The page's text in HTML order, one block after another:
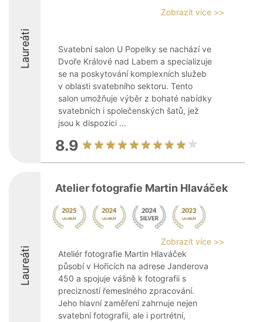
Laureáti
Zobrazit více >>
Svatební salon U Popelky se nachází ve
Dvoře Králové nad Labem a specializuje
se na poskytování komplexních služeb
v oblasti svatebního sektoru. Tento
salon umožňuje výběr z bohaté nabídky
svatebních i společenských šatů, jež
jsou k dispozici ...
8.9
Laureáti
Atelier fotografie Martin Hlaváček
Zobrazit více >>
Ateliér fotografie Martin Hlaváček
působí v Hořicích na adrese Janderova
450 a spojuje vášně k fotografii s
precizností řemeslného zpracování.
Jeho hlavní zaměření zahrnuje nejen
svatební fotografii, ale i portrétní,